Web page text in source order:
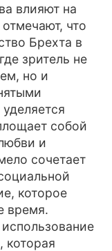
влияют на
что
Брехта в
зритель не
но и
собой
и
сочетает
которое
время.
которая